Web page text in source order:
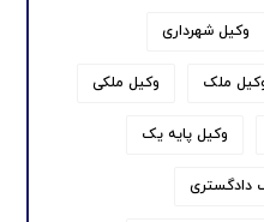
وکیل شهرداری
ملک وکیل ملکی
وکیل پایه یک
دادگستری